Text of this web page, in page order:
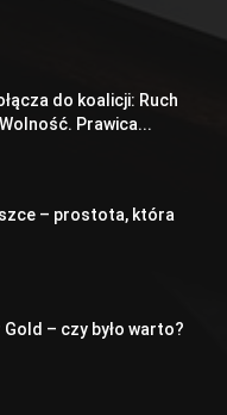
do koalicji: Ruch
Prawica...
– prostota, która
– czy było warto?